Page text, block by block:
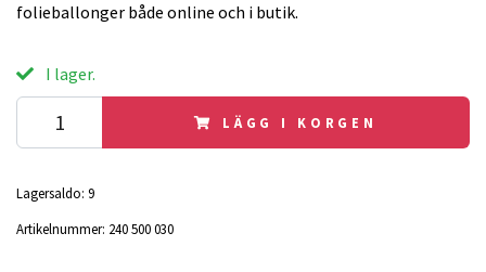
folieballonger både online och i butik.
I lager.
LÄGG I KORGEN
Lagersaldo: 9
Artikelnummer: 240 500 030